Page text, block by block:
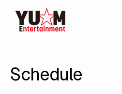
Schedule